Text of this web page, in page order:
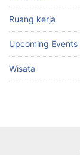
Ruang kerja
Upcoming Events
Wisata